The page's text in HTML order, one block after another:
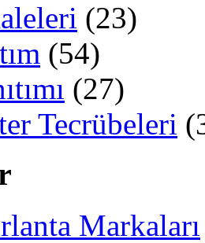
(23)
(54)
(27)
Tecrübeleri
Markaları